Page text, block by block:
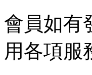
會員如有
用各項服